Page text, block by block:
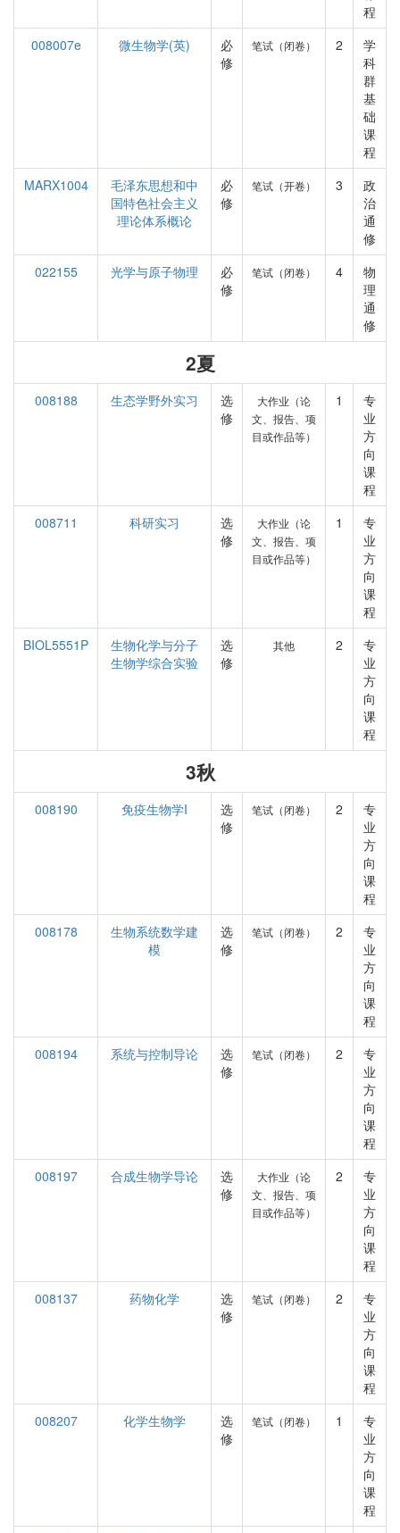
程
008007e
微生物学(英)
必
修
笔试（闭卷） 2
学
科
群
基
础
课
程
MARX1004
毛泽东思想和中
国特色社会主义
理论体系概论
必
修
笔试（开卷） 3
政
治
通
修
022155
光学与原子物理
必
修
笔试（闭卷） 4
物
理
通
修
2夏
008188 生态学野外实习
选
修
大作业（论
文、报告、项
目或作品等）
1
专
业
方
向
课
程
008711
科研实习
选
修
大作业（论
文、报告、项
目或作品等）
1
专
业
方
向
课
程
BIOL5551P
生物化学与分子
生物学综合实验
选
修
其他 2
专
业
方
向
课
程
3秋
008190 免疫生物学I
选
修
笔试（闭卷） 2
专
业
方
向
课
程
008178
生物系统数学建
模
选
修
笔试（闭卷） 2
专
业
方
向
课
程
008194
系统与控制导论
选
修
笔试（闭卷） 2
专
业
方
向
课
程
008197
合成生物学导论
选
修
大作业（论
文、报告、项
目或作品等）
2
专
业
方
向
课
程
008137
药物化学
选
修
笔试（闭卷） 2
专
业
方
向
课
程
008207
化学生物学
选
修
笔试（闭卷） 1
专
业
方
向
课
程